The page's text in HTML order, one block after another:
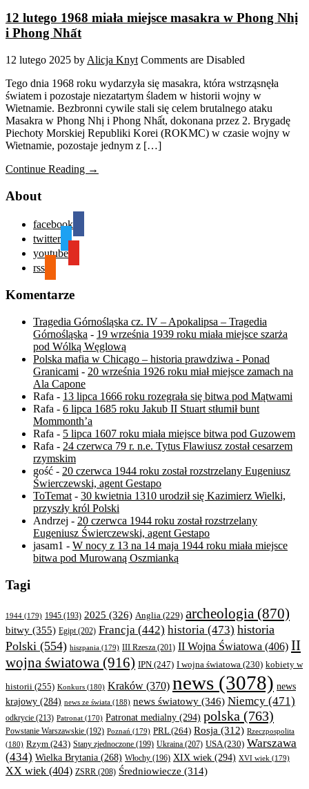
12 lutego 1968 miała miejsce masakra w Phong Nhị
i Phong Nhất
12 lutego 2025 by Alicja Knyt Comments are Disabled
Tego dnia 1968 roku wydarzyła się masakra, która wstrząsnęła
światem i pozostaje niezatartym śladem w historii wojny w
Wietnamie. Bezbronni cywile stali się celem brutalnego ataku
Masakra w Phong Nhị i Phong Nhất, dokonana przez 2. Brygadę
Piechoty Morskiej Republiki Korei (ROKMC) w czasie wojny w
Wietnamie, pozostaje jednym z […]
Continue Reading →
About
facebook
twitter
youtube
rss
Komentarze
Tragedia Górnośląska cz. IV – Apokalipsa – Tragedia
Górnośląska - 19 września 1939 roku miała miejsce szarża
pod Wólką Węglową
Polska mafia w Chicago – historia prawdziwa - Ponad
Granicami - 20 września 1926 roku miał miejsce zamach na
Ala Capone
Rafa - 13 lipca 1666 roku rozegrała się bitwa pod Mątwami
Rafa - 6 lipca 1685 roku Jakub II Stuart stłumił bunt
Mommonth’a
Rafa - 5 lipca 1607 roku miała miejsce bitwa pod Guzowem
Rafa - 24 czerwca 79 r. n.e. Tytus Flawiusz został cesarzem
rzymskim
gość - 20 czerwca 1944 roku został rozstrzelany Eugeniusz
Świerczewski, agent Gestapo
ToTemat - 30 kwietnia 1310 urodził się Kazimierz Wielki,
przyszły król Polski
Andrzej - 20 czerwca 1944 roku został rozstrzelany
Eugeniusz Świerczewski, agent Gestapo
jasam1 - W nocy z 13 na 14 maja 1944 roku miała miejsce
bitwa pod Murowaną Oszmianką
Tagi
1944 (179) 1945 (193) 2025 (326) Anglia (229) archeologia (870)
bitwy (355) Egipt(202) Francja (442) historia (473) historia
Polski (554) hiszpania (179) III Rzesza (201) II Wojna Światowa (406) II
wojna światowa (916) IPN (247) I wojna światowa (230) kobiety w
historii (255) Konkurs (180) Kraków (370) news (3078) news
krajowy (284) news ze świata (188) news światowy (346) Niemcy (471)
odkrycie (213) Patronat (170) Patronat medialny (294) polska (763)
Powstanie Warszawskie (192) Poznań (179) PRL(264) Rosja (312) Rzeczpospolita
(180) Rzym (243) Stany zjednoczone (199) Ukraina (207) USA(230) Warszawa
(434) Wielka Brytania (268) Włochy (196) XIX wiek (294) XVI wiek (179)
XX wiek (404) ZSRR (208) Średniowiecze (314)